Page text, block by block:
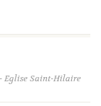
- Eglise Saint-Hilaire